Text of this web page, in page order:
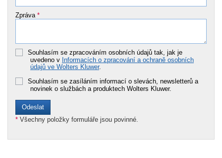
Zpráva *
Souhlasím se zpracováním osobních údajů tak, jak je
uvedeno v Informacích o zpracování a ochraně osobních
údajů ve Wolters Kluwer.
Souhlasím se zasíláním informací o slevách, newsletterů a
novinek o službách a produktech Wolters Kluwer.
* Všechny položky formuláře jsou povinné.